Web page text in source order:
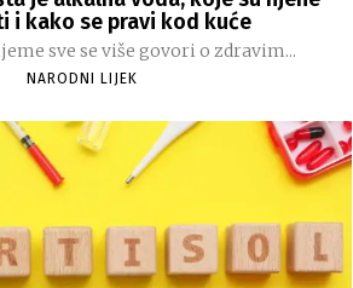
i kako se pravi kod kuće
sve se više govori o zdravim...
NARODNI LIJEK